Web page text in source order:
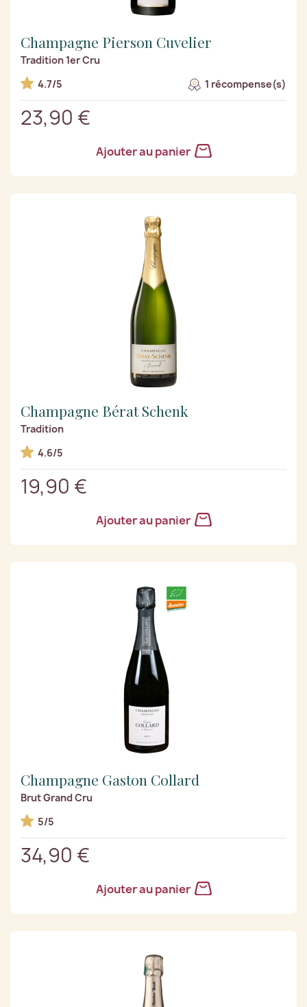
Champagne Pierson Cuvelier
Tradition 1er Cru
4.7/5
1 récompense(s)
23,90 €
Ajouter au panier
Champagne Bérat Schenk
Tradition
4.6/5
19,90 €
Ajouter au panier
Champagne Gaston Collard
Brut Grand Cru
5/5
34,90 €
Ajouter au panier